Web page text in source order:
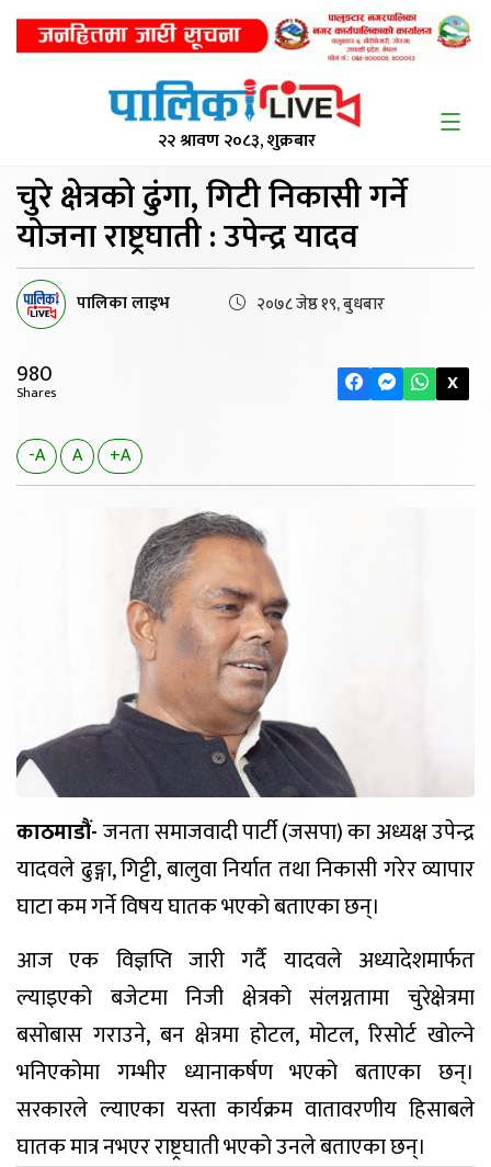
२२ श्रावण २०८३, शुक्रबार
चुरे क्षेत्रको ढुंगा,गिटी निकासी गर्ने
योजना राष्ट्रघाती : उपेन्द्र यादव
पालिका लाइभ २०७८ जेष्ठ १९, बुधबार
980
Shares X
-A A +A
काठमाडौं-जनता समाजवादी पार्टी (जसपा) का अध्यक्ष उपेन्द्र
यादवले ढुङ्गा, गिट, बालुवा निर्यात तथा निकासी गरेर व्यापार
घाटा कम गर्ने विषय घातक भएको बताएका छन्।
आज एक विज्ञप्ति जारी गर्दै यादवले अध्यादेशमार्फत
ल्याइएको बजेटमा निजी क्षेत्रको संलग्नतामा चुरेक्षेत्रमा
बसोबास गराउने, बन क्षेत्रमा होटल, मोटल, रिसोर्ट खोल्ने
भनिएकोमा गम्भीर ध्यानाकर्षण भएको बताएका छन्।
सरकारले ल्याएका यस्ता कार्यक्रम वातावरणीय हिसाबले
घातक मात्र नभएर राष्ट्रघाती भएको उनले बताएका छन्।